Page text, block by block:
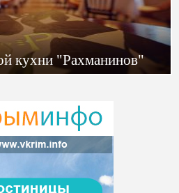
кухни "Рахманинов"